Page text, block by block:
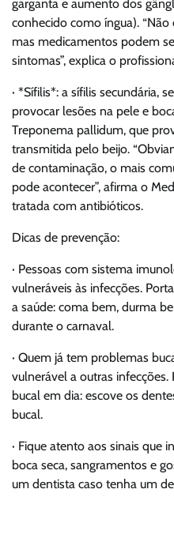
garganta e aumento dos
conhecido como íngua).
mas medicamentos podem
sintomas”, explica o
· *Sífilis*: a sífilis secundária,
provocar lesões na pele e
Treponema pallidum, que
transmitida pelo beijo.
de contaminação, o mais
pode acontecer”, afirma o
tratada com antibióticos.
Dicas de prevenção:
· Pessoas com sistema
vulneráveis às infecções.
a saúde: coma bem, durma
durante o carnaval.
· Quem já tem problemas
vulnerável a outras
bucal em dia: escove os
bucal.
· Fique atento aos sinais que
boca seca, sangramentos e
um dentista caso tenha um